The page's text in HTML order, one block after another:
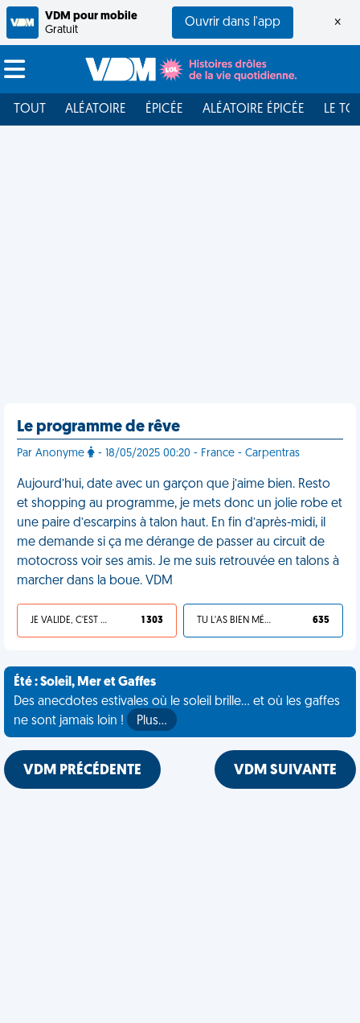
VDM pour mobile
Gratuit
Ouvrir dans l'app ×
TOUT ALÉATOIRE ÉPICÉE ALÉATOIRE ÉPICÉE LE
Le programme de rêve
Par Anonyme - 18/05/2025 00:20 - France - Carpentras
Aujourd’hui, date avec un garçon que j’aime bien. Resto
et shopping au programme, je mets donc un jolie robe et
une paire d’escarpins à talon haut. En fin d’après-midi, il
me demande si ça me dérange de passer au circuit de
motocross voir ses amis. Je me suis retrouvée en talons à
marcher dans la boue. VDM
JE VALIDE, C'EST UNE VDM 1 303 TU L'AS BIEN MÉRITÉ 635
Été : Soleil, Mer et Gaffes
Des anecdotes estivales où le soleil brille... et où les gaffes
ne sont jamais loin !
Plus…
VDM PRÉCÉDENTE VDM SUIVANTE